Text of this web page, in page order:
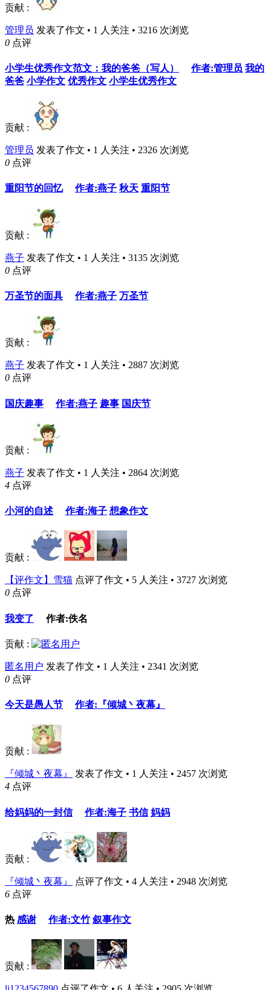
贡献 :
管理员 发表了作文 • 1 人关注 • 3216 次浏览
0 点评
小学生优秀作文范文：我的爸爸（写人） 作者:管理员 我的
爸爸 小学作文 优秀作文 小学生优秀作文
贡献 :
管理员 发表了作文 • 1 人关注 • 2326 次浏览
0 点评
重阳节的回忆 作者:燕子 秋天 重阳节
贡献 :
燕子 发表了作文 • 1 人关注 • 3135 次浏览
0 点评
万圣节的面具 作者:燕子 万圣节
贡献 :
燕子 发表了作文 • 1 人关注 • 2887 次浏览
0 点评
国庆趣事 作者:燕子 趣事 国庆节
贡献 :
燕子 发表了作文 • 1 人关注 • 2864 次浏览
4 点评
小河的自述 作者:海子 想象作文
贡献 :
【评作文】雪猫 点评了作文 • 5 人关注 • 3727 次浏览
0 点评
我变了 作者:佚名
贡献 :
匿名用户 发表了作文 • 1 人关注 • 2341 次浏览
0 点评
今天是愚人节 作者:『倾城丶夜幕』
贡献 :
『倾城丶夜幕』
发表了作文 • 1 人关注 • 2457 次浏览
4 点评
给妈妈的一封信 作者:海子 书信 妈妈
贡献 :
『倾城丶夜幕』
点评了作文 • 4 人关注 • 2948 次浏览
6 点评
热 感谢 作者:文竹 叙事作文
贡献 :